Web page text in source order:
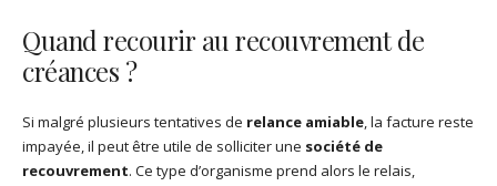
Quand recourir au recouvrement de
créances ?
Si malgré plusieurs tentatives de relance amiable, la facture reste
impayée, il peut être utile de solliciter une société de
recouvrement. Ce type d’organisme prend alors le relais,